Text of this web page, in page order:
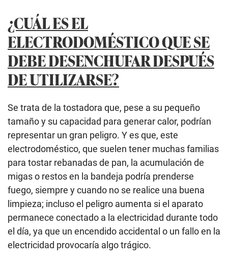
¿CUÁL ES EL
ELECTRODOMÉSTICO QUE SE
DEBE DESENCHUFAR DESPUÉS
DE UTILIZARSE?
Se trata de la tostadora que, pese a su pequeño
tamaño y su capacidad para generar calor, podrían
representar un gran peligro. Y es que, este
electrodoméstico, que suelen tener muchas familias
para tostar rebanadas de pan, la acumulación de
migas o restos en la bandeja podría prenderse
fuego, siempre y cuando no se realice una buena
limpieza; incluso el peligro aumenta si el aparato
permanece conectado a la electricidad durante todo
el día, ya que un encendido accidental o un fallo en la
electricidad provocaría algo trágico.